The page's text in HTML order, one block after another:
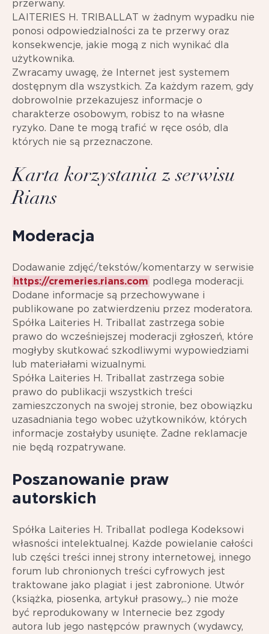
przerwany.
LAITERIES H. TRIBALLAT w żadnym wypadku nie
ponosi odpowiedzialności za te przerwy oraz
konsekwencje, jakie mogą z nich wynikać dla
użytkownika.
Zwracamy uwagę, że Internet jest systemem
dostępnym dla wszystkich. Za każdym razem, gdy
dobrowolnie przekazujesz informacje o
charakterze osobowym, robisz to na własne
ryzyko. Dane te mogą trafić w ręce osób, dla
których nie są przeznaczone.
Karta korzystania z serwisu
Rians
Moderacja
Dodawanie zdjęć/tekstów/komentarzy w serwisie
https://cremeries.rians.com podlega moderacji.
Dodane informacje są przechowywane i
publikowane po zatwierdzeniu przez moderatora.
Spółka Laiteries H. Triballat zastrzega sobie
prawo do wcześniejszej moderacji zgłoszeń, które
mogłyby skutkować szkodliwymi wypowiedziami
lub materiałami wizualnymi.
Spółka Laiteries H. Triballat zastrzega sobie
prawo do publikacji wszystkich treści
zamieszczonych na swojej stronie, bez obowiązku
uzasadniania tego wobec użytkowników, których
informacje zostałyby usunięte. Żadne reklamacje
nie będą rozpatrywane.
Poszanowanie praw
autorskich
Spółka Laiteries H. Triballat podlega Kodeksowi
własności intelektualnej. Każde powielanie całości
lub części treści innej strony internetowej, innego
forum lub chronionych treści cyfrowych jest
traktowane jako plagiat i jest zabronione. Utwór
(książka, piosenka, artykuł prasowy,..) nie może
być reprodukowany w Internecie bez zgody
autora lub jego następców prawnych (wydawcy,